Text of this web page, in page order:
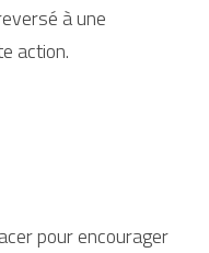
à une
action.
pour encourager